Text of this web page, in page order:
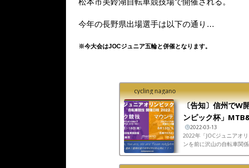
松本市美鈴湖自転車競技場で開催される。
今年の長野県出場選手は以下の通り…
※今大会はJOCジュニア五輪と併催となります。
cycling nagano
〔告知〕信州でW
ンピック杯」
2022-03-13
2022年「JOCジュニア
ンを前に沢山の自転車関